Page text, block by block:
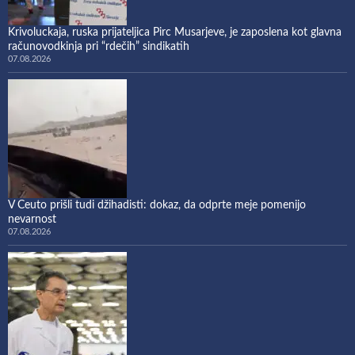
Krivoluckaja, ruska prijateljica Pirc Musarjeve, je zaposlena kot glavna
računovodkinja pri “rdečih” sindikatih
07.08.2026
V Ceuto prišli tudi džihadisti: dokaz, da odprte meje pomenijo
nevarnost
07.08.2026